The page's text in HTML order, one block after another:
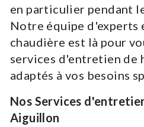
en particulier pendant
Notre équipe d'experts
chaudière est là pour
services d'entretien de
adaptés à vos besoins
Nos Services
Aiguillon